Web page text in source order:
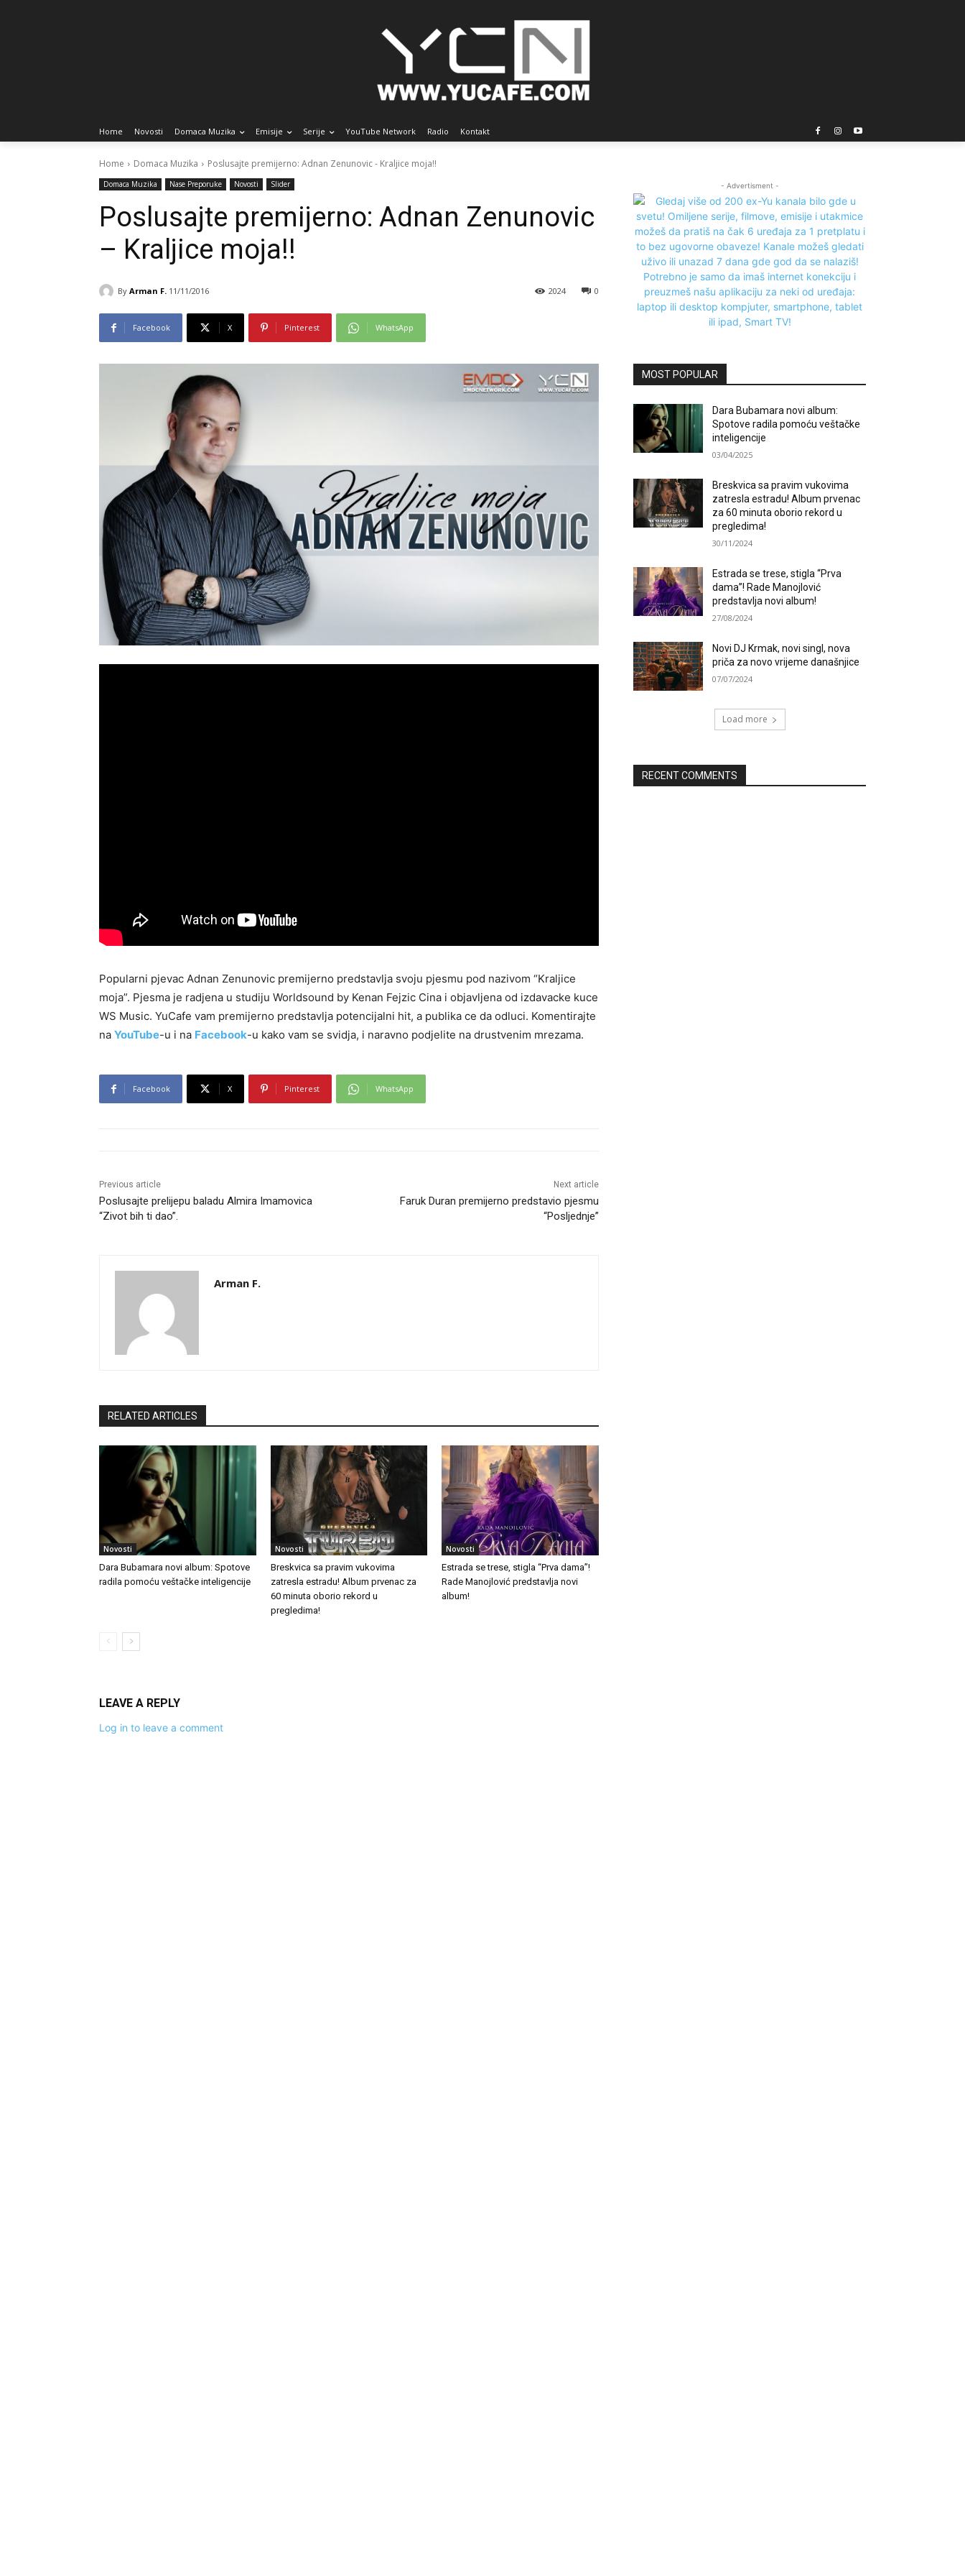
Home Novosti Domaca Muzika Emisije Serije YouTube Network Radio Kontakt
Home Domaca Muzika Poslusajte premijerno: Adnan Zenunovic - Kraljice moja!!
Domaca Muzika Nase Preporuke Novosti Slider
Poslusajte premijerno: Adnan Zenunovic
– Kraljice moja!!
By Arman F. 11/11/2016 0
2024
Facebook X Pinterest WhatsApp
Popularni pjevac Adnan Zenunovic premijerno predstavlja svoju pjesmu pod nazivom “Kraljice
moja”. Pjesma je radjena u studiju Worldsound by Kenan Fejzic Cina i objavljena od izdavacke kuce
WS Music. YuCafe vam premijerno predstavlja potencijalni hit, a publika ce da odluci. Komentirajte
na YouTube-u i na Facebook-u kako vam se svidja, i naravno podjelite na drustvenim mrezama.
Facebook X Pinterest WhatsApp
Previous article
Poslusajte prelijepu baladu Almira Imamovica
“Zivot bih ti dao”.
Next article
Faruk Duran premijerno predstavio pjesmu
“Posljednje”
Arman F.
RELATED ARTICLES
Novosti
Dara Bubamara novi album: Spotove
radila pomoću veštačke inteligencije
Novosti
Breskvica sa pravim vukovima
zatresla estradu! Album prvenac za
60 minuta oborio rekord u
pregledima!
Novosti
Estrada se trese, stigla “Prva dama”!
Rade Manojlović predstavlja novi
album!
LEAVE A REPLY
Log in to leave a comment
- Advertisment -
MOST POPULAR
Dara Bubamara novi album:
Spotove radila pomoću veštačke
inteligencije
03/04/2025
Breskvica sa pravim vukovima
zatresla estradu! Album prvenac
za 60 minuta oborio rekord u
pregledima!
30/11/2024
Estrada se trese, stigla “Prva
dama”! Rade Manojlović
predstavlja novi album!
27/08/2024
Novi DJ Krmak, novi singl, nova
priča za novo vrijeme današnjice
07/07/2024
Load more
RECENT COMMENTS